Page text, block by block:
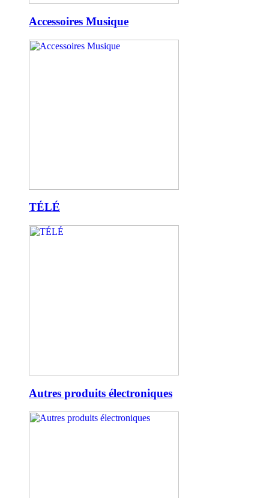
Accessoires Musique
TÉLÉ
Autres produits électroniques